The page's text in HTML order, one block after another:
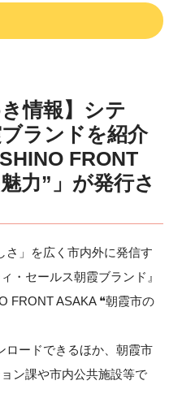
情報】シテ
ランドを紹介
FRONT
力”」が発行さ
さ」を広く市内外に発信す
・セールス朝霞ブランド』
FRONT ASAKA ❝朝霞市の
ロードできるほか、朝霞市
ン課や市内公共施設等で